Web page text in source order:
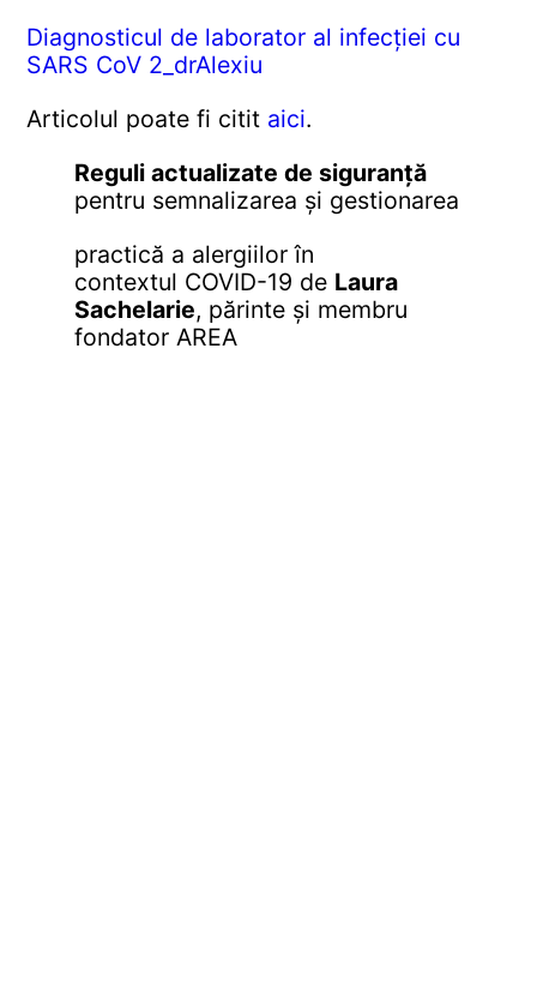
Diagnosticul de laborator al infecției cu
SARS CoV 2_drAlexiu
Articolul poate fi citit aici.
Reguli actualizate de siguranță
pentru semnalizarea și gestionarea
practică a alergiilor în
contextul COVID-19 de Laura
Sachelarie, părinte și membru
fondator AREA